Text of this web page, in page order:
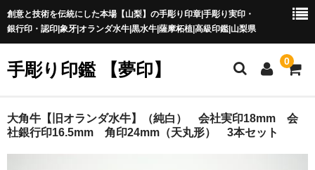
創意と技術を伝統にした本場【山梨】の手彫り印章|手彫り実印・
銀行印・認印|象牙|オランダ水牛|黒水牛|薩摩柘植|高級印鑑|山梨県
手彫り印鑑 【夢印】 0
夢印TOP
大角牛【旧オランダ水牛】（純白） 会社実印18mm 会
社銀行印16.5mm 角印24mm（天丸形） 3本セット